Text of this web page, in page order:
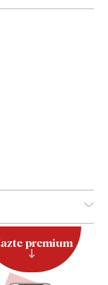
premium